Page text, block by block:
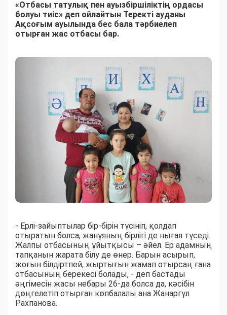
«Отбасы татулық пен ауызбіршіліктің ордасы
болуы тиіс» деп ойлайтын Теректі ауданы
Ақсоғым ауылында бес бала тәрбиелеп
отырған жас отбасы бар.
- Ерлі-зайыптылар бір-бірін түсініп, қолдап
отыратын болса, жанұяның бірлігі де нығая түседі.
Жалпы отбасының ұйытқысы – әйел. Ер адамның
тапқанын жарата білу де өнер. Барын асырып,
жоғын білдіртпей, жыртығын жамап отырсаң ғана
отбасының берекесі болады, - деп бастады
әңгімесін жасы небары 26-да болса да, кәсібін
дөңгелетіп отырған көпбалалы ана Жанаргүл
Рахпанова.